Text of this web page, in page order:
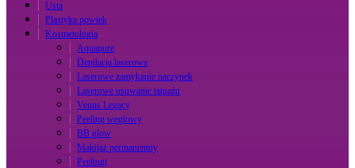
Usta
Plastyka powiek
Kosmetologia
Aquapure
Depilacja laserowa
Laserowe zamykanie naczynek
Laserowe usuwanie tatuażu
Venus Legacy
Peeling węglowy
BB glow
Makijaż permanentny
Peelingi